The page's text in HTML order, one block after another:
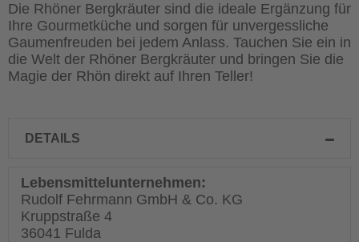
Die Rhöner Bergkräuter sind die ideale Ergänzung für
Ihre Gourmetküche und sorgen für unvergessliche
Gaumenfreuden bei jedem Anlass. Tauchen Sie ein in
die Welt der Rhöner Bergkräuter und bringen Sie die
Magie der Rhön direkt auf Ihren Teller!
DETAILS
Lebensmittelunternehmen:
Rudolf Fehrmann GmbH & Co. KG
Kruppstraße 4
36041 Fulda